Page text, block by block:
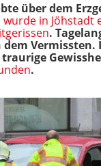
über dem
wurde in Jöhstadt
.
Vermissten.
.